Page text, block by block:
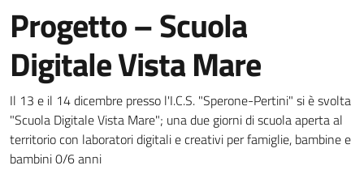
Progetto – Scuola
Digitale Vista Mare
Dettagli della notizia
Il 13 e il 14 dicembre presso l'I.C.S. "Sperone-Pertini" si è svolta
"Scuola Digitale Vista Mare"; una due giorni di scuola aperta al
territorio con laboratori digitali e creativi per famiglie, bambine e
bambini 0/6 anni